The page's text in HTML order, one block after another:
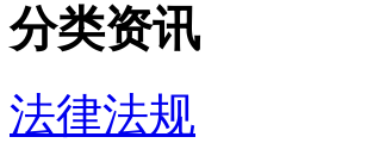
分类资讯
法律法规